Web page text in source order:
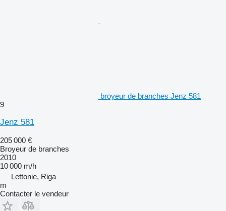
broyeur de branches Jenz 581
9
Jenz 581
205 000 €
Broyeur de branches
2010
10 000 m/h
Lettonie, Riga
m
Contacter le vendeur